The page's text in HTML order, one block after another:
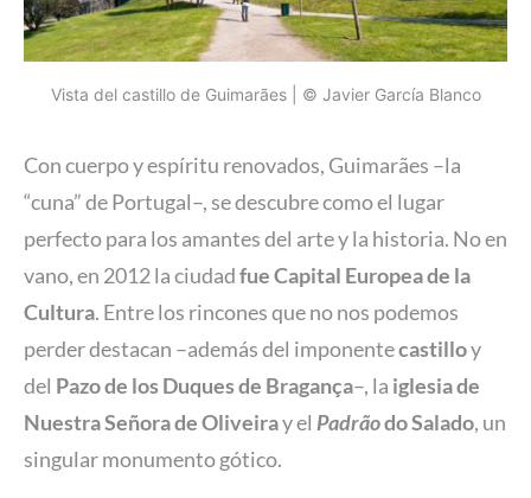
Vista del castillo de Guimarães | © Javier García Blanco
Con cuerpo y espíritu renovados, Guimarães –la
“cuna” de Portugal–, se descubre como el lugar
perfecto para los amantes del arte y la historia. No en
vano, en 2012 la ciudadfue Capital Europea de la
Cultura. Entre los rincones que no nos podemos
perder destacan –además del imponentecastilloy
del Pazo de los Duques de Bragança–, la iglesia de
Nuestra Señora de Oliveiray el Padrãodo Salado, un
singular monumento gótico.